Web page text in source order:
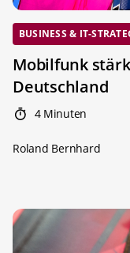
BUSINESS & IT-
Mobilfunk
Deutschland
4 Minuten
Roland Bernhard